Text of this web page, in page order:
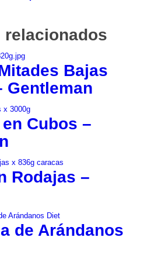
relacionados
Bajas
Gentleman
Cubos –
Rodajas –
de Arándanos